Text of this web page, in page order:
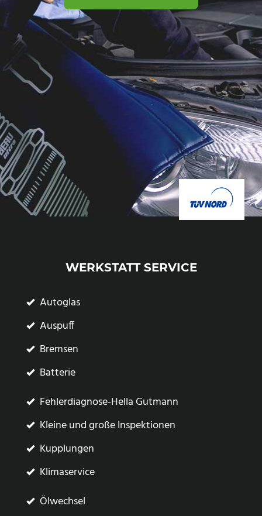
WERKSTATT SERVICE
Autoglas
Auspuff
Bremsen
Batterie
Fehlerdiagnose-Hella Gutmann
Kleine und große Inspektionen
Kupplungen
Klimaservice
Ölwechsel